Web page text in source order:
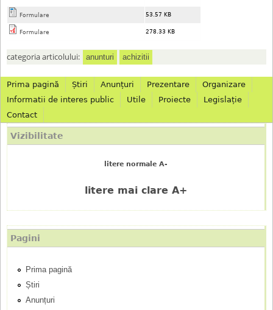
Formulare 53.57 KB
Formulare 278.33 KB
categoria articolului: anunturi achizitii
M
e
n
i
u
p
r
i
n
Prima pagină Știri Anunțuri Prezentare
Organizare
Informatii de interes public
Utile Proiecte
Legislație
Contact
Vizibilitate
litere normale A-
litere mai clare A+
Pagini
Prima pagină
Știri
Anunțuri